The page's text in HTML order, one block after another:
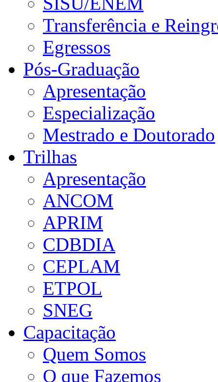
Transferência e
Egressos
Pós-Graduação
Apresentação
Especialização
Mestrado e Doutorado
Trilhas
Apresentação
ANCOM
APRIM
CDBDIA
CEPLAM
ETPOL
SNEG
Capacitação
Quem Somos
O que Fazemos